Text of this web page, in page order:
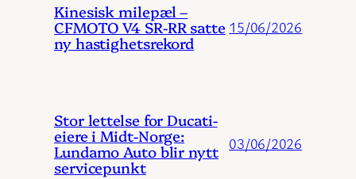
Kinesisk milepæl –
CFMOTO V4 SR-RR satte
ny hastighetsrekord
15/06/2026
Stor lettelse for Ducati-
eiere i Midt-Norge:
Lundamo Auto blir nytt
servicepunkt
03/06/2026